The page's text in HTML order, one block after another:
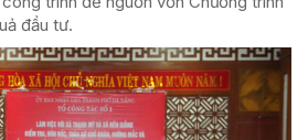
đầu tư.